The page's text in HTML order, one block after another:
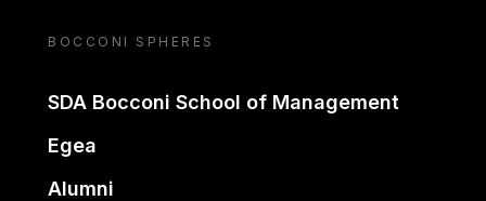
BOCCONI SPHERES
SDA Bocconi School of Management
Egea
Alumni